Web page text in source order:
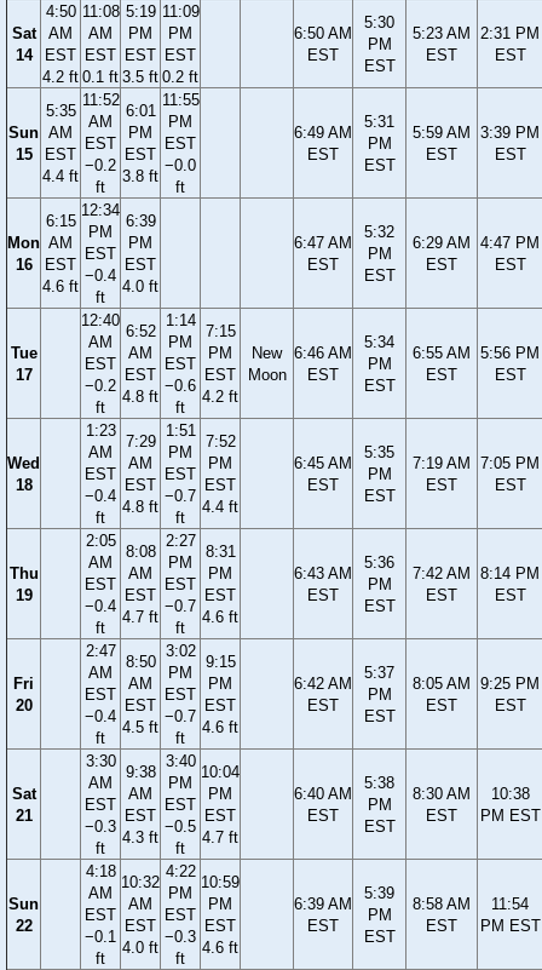
Sat
14
4:50
AM
EST
4.2 ft
11:08
AM
EST
0.1 ft
5:19
PM
EST
3.5 ft
11:09
PM
EST
0.2 ft
6:50 AM
EST
5:30
PM
EST
5:23 AM
EST
2:31 PM
EST
Sun
15
5:35
AM
EST
4.4 ft
11:52
AM
EST
−0.2
ft
6:01
PM
EST
3.8 ft
11:55
PM
EST
−0.0
ft
6:49 AM
EST
5:31
PM
EST
5:59 AM
EST
3:39 PM
EST
Mon
16
6:15
AM
EST
4.6 ft
12:34
PM
EST
−0.4
ft
6:39
PM
EST
4.0 ft
6:47 AM
EST
5:32
PM
EST
6:29 AM
EST
4:47 PM
EST
Tue
17
12:40
AM
EST
−0.2
ft
6:52
AM
EST
4.8 ft
1:14
PM
EST
−0.6
ft
7:15
PM
EST
4.2 ft
New
Moon
6:46 AM
EST
5:34
PM
EST
6:55 AM
EST
5:56 PM
EST
Wed
18
1:23
AM
EST
−0.4
ft
7:29
AM
EST
4.8 ft
1:51
PM
EST
−0.7
ft
7:52
PM
EST
4.4 ft
6:45 AM
EST
5:35
PM
EST
7:19 AM
EST
7:05 PM
EST
Thu
19
2:05
AM
EST
−0.4
ft
8:08
AM
EST
4.7 ft
2:27
PM
EST
−0.7
ft
8:31
PM
EST
4.6 ft
6:43 AM
EST
5:36
PM
EST
7:42 AM
EST
8:14 PM
EST
Fri
20
2:47
AM
EST
−0.4
ft
8:50
AM
EST
4.5 ft
3:02
PM
EST
−0.7
ft
9:15
PM
EST
4.6 ft
6:42 AM
EST
5:37
PM
EST
8:05 AM
EST
9:25 PM
EST
Sat
21
3:30
AM
EST
−0.3
ft
9:38
AM
EST
4.3 ft
3:40
PM
EST
−0.5
ft
10:04
PM
EST
4.7 ft
6:40 AM
EST
5:38
PM
EST
8:30 AM
EST
10:38
PM EST
Sun
22
4:18
AM
EST
−0.1
ft
10:32
AM
EST
4.0 ft
4:22
PM
EST
−0.3
ft
10:59
PM
EST
4.6 ft
6:39 AM
EST
5:39
PM
EST
8:58 AM
EST
11:54
PM EST